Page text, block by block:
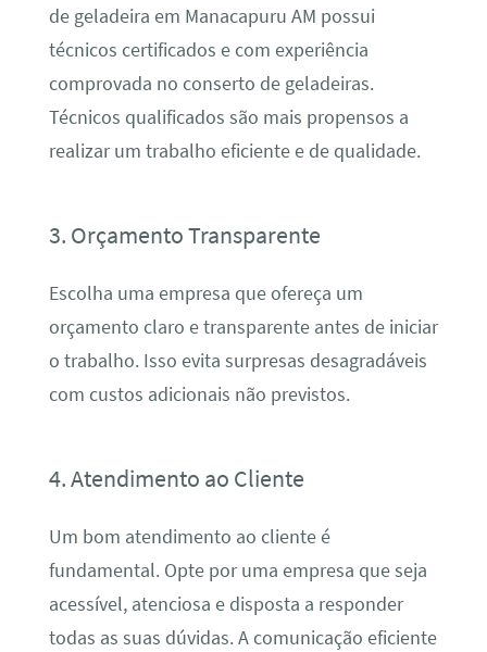
de geladeira em Manacapuru AM possui
técnicos certificados e com experiência
comprovada no conserto de geladeiras.
Técnicos qualificados são mais propensos a
realizar um trabalho eficiente e de qualidade.
3. Orçamento Transparente
Escolha uma empresa que ofereça um
orçamento claro e transparente antes de iniciar
o trabalho. Isso evita surpresas desagradáveis
com custos adicionais não previstos.
4. Atendimento ao Cliente
Um bom atendimento ao cliente é
fundamental. Opte por uma empresa que seja
acessível, atenciosa e disposta a responder
todas as suas dúvidas. A comunicação eficiente